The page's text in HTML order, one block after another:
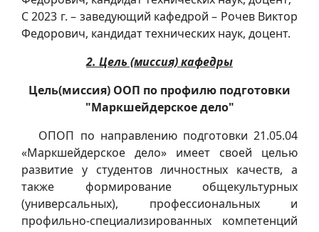
С 2023 г. – заведующий кафедрой – Рочев Виктор
Федорович, кандидат технических наук, доцент.
2. Цель (миссия) кафедры
Цель(миссия) ООП по профилю подготовки
"Маркшейдерское дело"
ОПОП по направлению подготовки 21.05.04
«Маркшейдерское дело» имеет своей целью
развитие у студентов личностных качеств, а
также формирование общекультурных
(универсальных), профессиональных и
профильно-специализированных компетенций